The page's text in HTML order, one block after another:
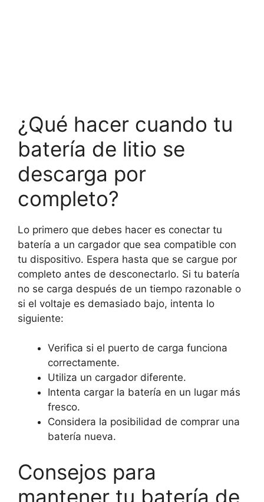
¿Qué hacer cuando tu
batería de litio se
descarga por
completo?
Lo primero que debes hacer es conectar tu
batería a un cargador que sea compatible con
tu dispositivo. Espera hasta que se cargue por
completo antes de desconectarlo. Si tu batería
no se carga después de un tiempo razonable o
si el voltaje es demasiado bajo, intenta lo
siguiente:
Verifica si el puerto de carga funciona
correctamente.
Utiliza un cargador diferente.
Intenta cargar la batería en un lugar más
fresco.
Considera la posibilidad de comprar una
batería nueva.
Consejos para
mantener tu batería de